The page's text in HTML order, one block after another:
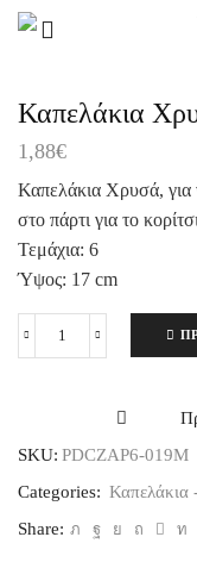
Καπελάκια
1,88€
Καπελάκια Χρυσά, για
στο πάρτι για το
Τεμάχια: 6
Ύψος: 17 cm
Καπελάκια
ποσότητα
SKU: PDCZAP6-019Μ
Categories: Καπελάκια
Share: